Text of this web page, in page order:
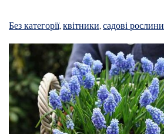
Без категорії,квітники,садові рослини